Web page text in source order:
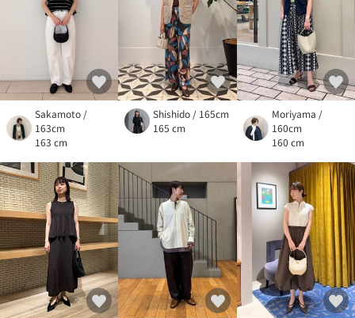
Sakamoto /
163cm
163 cm
Shishido / 165cm
165 cm
Moriyama /
160cm
160 cm